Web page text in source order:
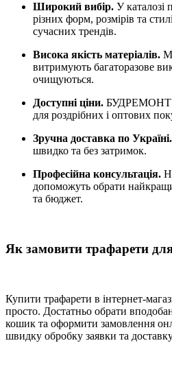
Широкий вибір. У каталозі
різних форм, розмірів та
сучасних трендів.
Висока якість матеріалів.
витримують багаторазове
очищуються.
Доступні ціни. БУДРЕМОНТ
для роздрібних і оптових
Зручна доставка по Україні.
швидко та без затримок.
Професійна консультація.
допоможуть обрати
та бюджет.
Як замовити трафарети
Купити трафарети в інтернет-
просто. Достатньо обрати
кошик та оформити замовлення
швидку обробку заявки та